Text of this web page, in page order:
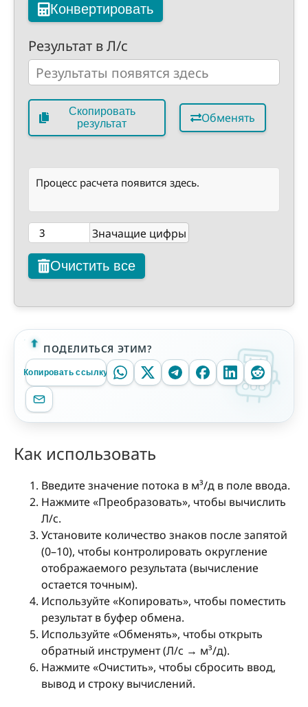
Конвертировать
Результат в Л/с
Скопировать
результат
Обменять
Процесс расчета появится здесь.
Значащие цифры
Очистить все
ПОДЕЛИТЬСЯ ЭТИМ?
Копировать ссылку
Как использовать
Введите значение потока в м³/д в поле ввода.
Нажмите «Преобразовать», чтобы вычислить
Л/с.
Установите количество знаков после запятой
(0–10), чтобы контролировать округление
отображаемого результата (вычисление
остается точным).
Используйте «Копировать», чтобы поместить
результат в буфер обмена.
Используйте «Обменять», чтобы открыть
обратный инструмент (Л/с → м³/д).
Нажмите «Очистить», чтобы сбросить ввод,
вывод и строку вычислений.